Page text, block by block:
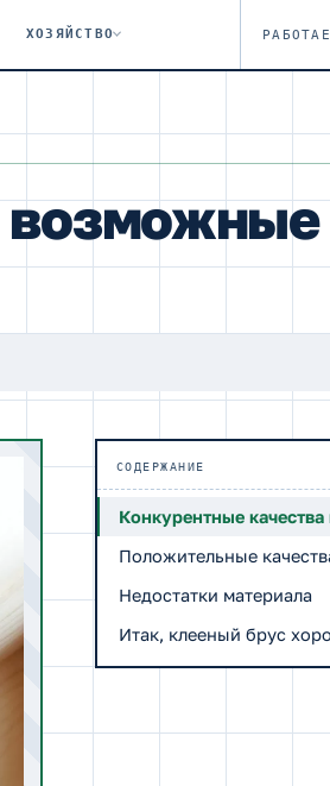
ХОЗЯЙСТВО
возможные
СОДЕРЖАНИЕ
Конкурентные
Положительные
Недостатки материала
Итак, клееный брус